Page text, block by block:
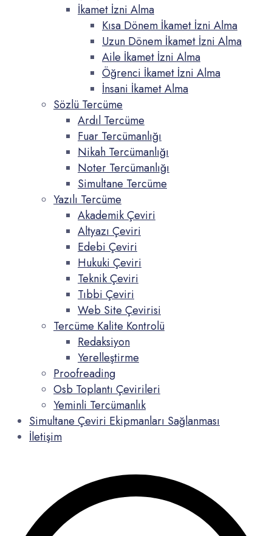
İkamet İzni Alma
Kısa Dönem İkamet İzni Alma
Uzun Dönem İkamet İzni Alma
Aile İkamet İzni Alma
Öğrenci İkamet İzni Alma
İnsani İkamet Alma
Sözlü Tercüme
Ardıl Tercüme
Fuar Tercümanlığı
Nikah Tercümanlığı
Noter Tercümanlığı
Simultane Tercüme
Yazılı Tercüme
Akademik Çeviri
Altyazı Çeviri
Edebi Çeviri
Hukuki Çeviri
Teknik Çeviri
Tıbbi Çeviri
Web Site Çevirisi
Tercüme Kalite Kontrolü
Redaksiyon
Yerelleştirme
Proofreading
Osb Toplantı Çevirileri
Yeminli Tercümanlık
Simultane Çeviri Ekipmanları Sağlanması
İletişim